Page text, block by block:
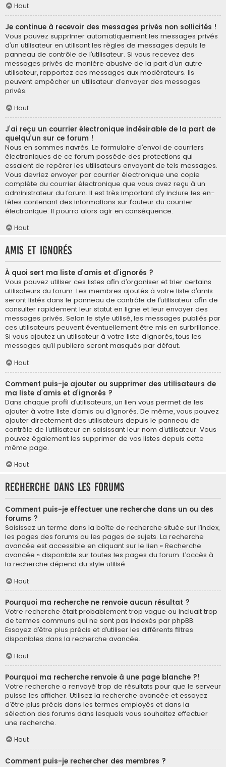
Haut
Je continue à recevoir des messages privés non sollicités !
Vous pouvez supprimer automatiquement les messages privés
d’un utilisateur en utilisant les règles de messages depuis le
panneau de contrôle de l’utilisateur. Si vous recevez des
messages privés de manière abusive de la part d’un autre
utilisateur, rapportez ces messages aux modérateurs. Ils
peuvent empêcher un utilisateur d’envoyer des messages
privés.
Haut
J’ai reçu un courrier électronique indésirable de la part de
quelqu’un sur ce forum !
Nous en sommes navrés. Le formulaire d’envoi de courriers
électroniques de ce forum possède des protections qui
essaient de repérer les utilisateurs envoyant de tels messages.
Vous devriez envoyer par courrier électronique une copie
complète du courrier électronique que vous avez reçu à un
administrateur du forum. Il est très important d’y inclure les en-
têtes contenant des informations sur l’auteur du courrier
électronique. Il pourra alors agir en conséquence.
Haut
Amis et ignorés
À quoi sert ma liste d’amis et d’ignorés ?
Vous pouvez utiliser ces listes afin d’organiser et trier certains
utilisateurs du forum. Les membres ajoutés à votre liste d’amis
seront listés dans le panneau de contrôle de l’utilisateur afin de
consulter rapidement leur statut en ligne et leur envoyer des
messages privés. Selon le style utilisé, les messages publiés par
ces utilisateurs peuvent éventuellement être mis en surbrillance.
Si vous ajoutez un utilisateur à votre liste d’ignorés, tous les
messages qu’il publiera seront masqués par défaut.
Haut
Comment puis-je ajouter ou supprimer des utilisateurs de
ma liste d’amis et d’ignorés ?
Dans chaque profil d’utilisateurs, un lien vous permet de les
ajouter à votre liste d’amis ou d’ignorés. De même, vous pouvez
ajouter directement des utilisateurs depuis le panneau de
contrôle de l’utilisateur en saisissant leur nom d’utilisateur. Vous
pouvez également les supprimer de vos listes depuis cette
même page.
Haut
Recherche dans les forums
Comment puis-je effectuer une recherche dans un ou des
forums ?
Saisissez un terme dans la boîte de recherche située sur l’index,
les pages des forums ou les pages de sujets. La recherche
avancée est accessible en cliquant sur le lien « Recherche
avancée » disponible sur toutes les pages du forum. L’accès à
la recherche dépend du style utilisé.
Haut
Pourquoi ma recherche ne renvoie aucun résultat ?
Votre recherche était probablement trop vague ou incluait trop
de termes communs qui ne sont pas indexés par phpBB.
Essayez d’être plus précis et d’utiliser les différents filtres
disponibles dans la recherche avancée.
Haut
Pourquoi ma recherche renvoie à une page blanche ?!
Votre recherche a renvoyé trop de résultats pour que le serveur
puisse les afficher. Utilisez la recherche avancée et essayez
d’être plus précis dans les termes employés et dans la
sélection des forums dans lesquels vous souhaitez effectuer
une recherche.
Haut
Comment puis-je rechercher des membres ?